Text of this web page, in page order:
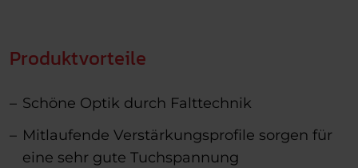
Produktvorteile
Schöne Optik durch Falttechnik
Mitlaufende Verstärkungsprofile sorgen für
eine sehr gute Tuchspannung